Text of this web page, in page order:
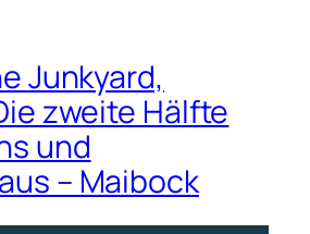
Junkyard,
zweite Hälfte
und
– Maibock